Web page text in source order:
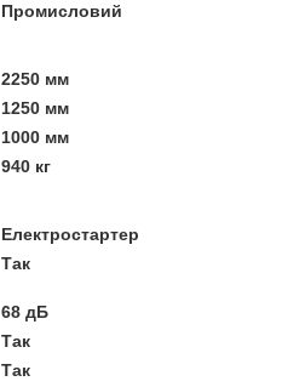
Промисловий
2250 мм
1250 мм
1000 мм
940 кг
Електростартер
Так
68 дБ
Так
Так